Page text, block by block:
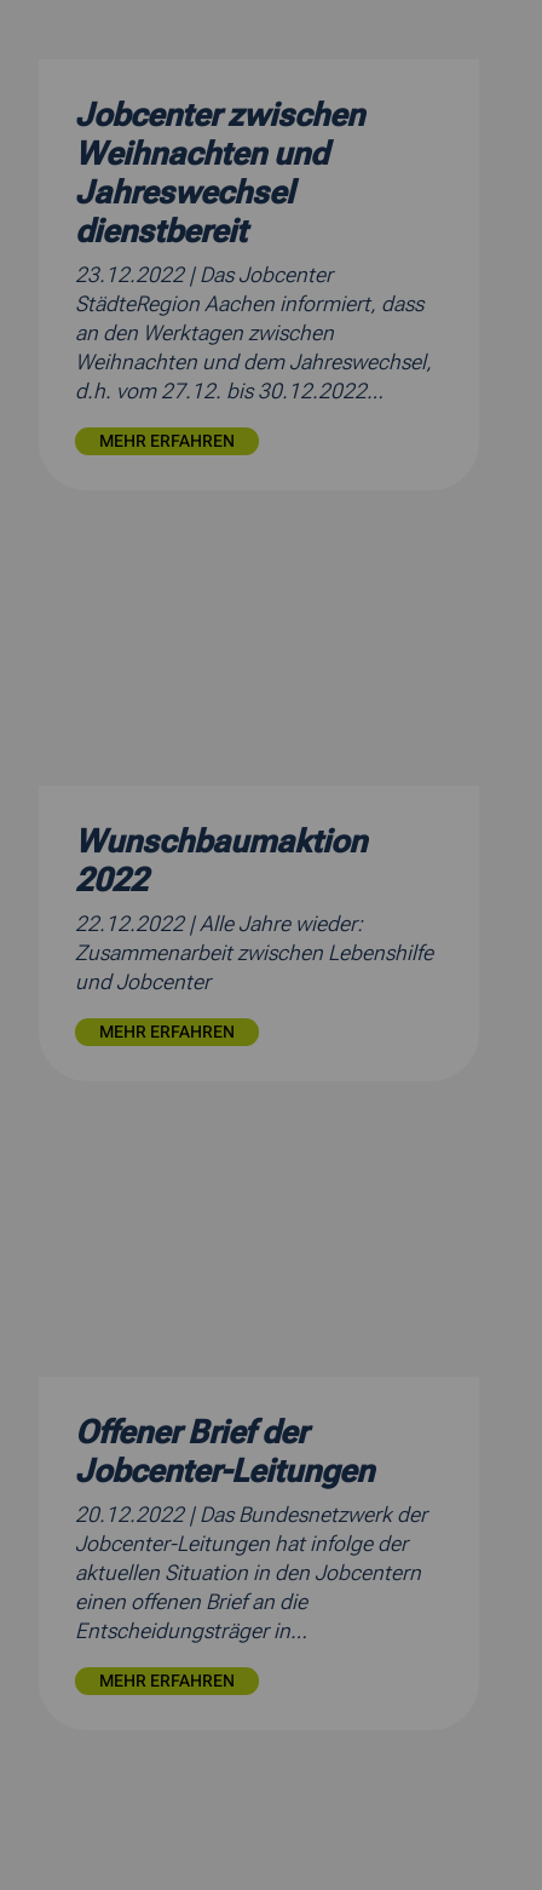
Jobcenter zwischen
Weihnachten und
Jahreswechsel
dienstbereit
23.12.2022 | Das Jobcenter
StädteRegion Aachen informiert, dass
an den Werktagen zwischen
Weihnachten und dem Jahreswechsel,
d.h. vom 27.12. bis 30.12.2022…
MEHR ERFAHREN
Wunschbaumaktion
2022
22.12.2022 | Alle Jahre wieder:
Zusammenarbeit zwischen Lebenshilfe
und Jobcenter
MEHR ERFAHREN
Offener Brief der
Jobcenter-Leitungen
20.12.2022 | Das Bundesnetzwerk der
Jobcenter-Leitungen hat infolge der
aktuellen Situation in den Jobcentern
einen offenen Brief an die
Entscheidungsträger in…
MEHR ERFAHREN